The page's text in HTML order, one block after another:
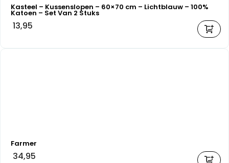
Kasteel – Kussenslopen – 60×70 cm – Lichtblauw – 100%
Katoen – Set Van 2 Stuks
13,95
Farmer
34,95